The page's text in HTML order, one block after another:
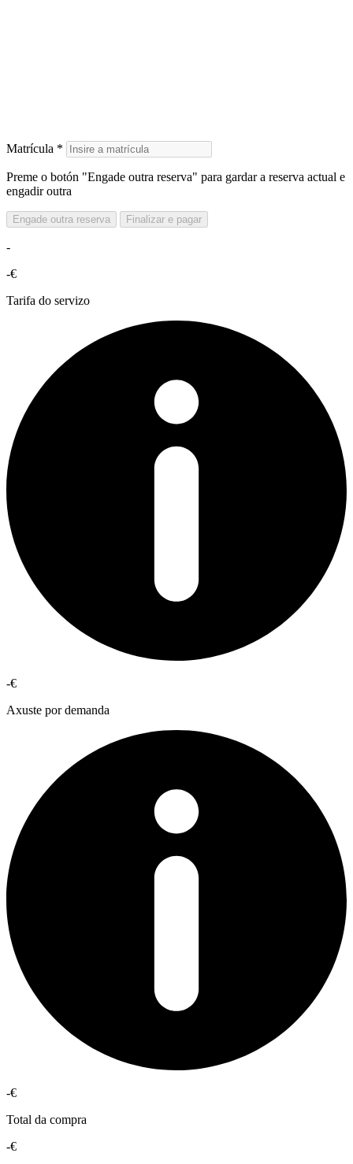
Matrícula *
Preme o botón "Engade outra reserva" para gardar a reserva actual e
engadir outra
Engade outra reserva Finalizar e pagar
-
-€
Tarifa do servizo
-€
Axuste por demanda
-€
Total da compra
-€